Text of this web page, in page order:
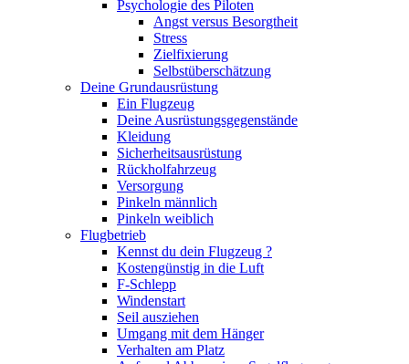
Psychologie des Piloten
Angst versus Besorgtheit
Stress
Zielfixierung
Selbstüberschätzung
Deine Grundausrüstung
Ein Flugzeug
Deine Ausrüstungsgegenstände
Kleidung
Sicherheitsausrüstung
Rückholfahrzeug
Versorgung
Pinkeln männlich
Pinkeln weiblich
Flugbetrieb
Kennst du dein Flugzeug ?
Kostengünstig in die Luft
F-Schlepp
Windenstart
Seil ausziehen
Umgang mit dem Hänger
Verhalten am Platz